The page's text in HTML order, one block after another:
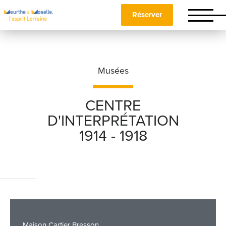
Réserver
Musées
CENTRE
D'INTERPRÉTATION
1914 - 1918
*